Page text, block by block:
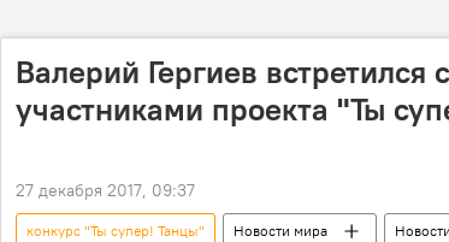
Валерий Гергиев встретился с
участниками проекта "Ты
27 декабря 2017, 09:37
конкурс "Ты супер! Танцы" Новости мира